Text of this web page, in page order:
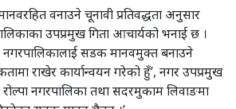
वनाउने चूनावी प्रतिवद्धता अनुसार
उपप्रमुख गिता आचार्यको भनाई छ ।
नगरपालिकालाई सडक मानवमुक्त बनाउने
राखेर कार्यान्वयन गरेको हुँ’, नगर उपप्रमुख
नगरपालिका तथा सदरमुकाम लिवाङमा